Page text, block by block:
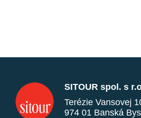
SITOUR spol. s
Terézie Vansovej
974 01 Banská